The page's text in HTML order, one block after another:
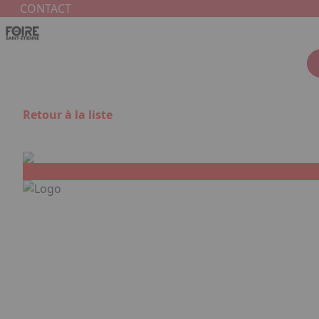
Aller au contenu principal
CONTACT
Retour à la liste
Panneau de gestion des cookies